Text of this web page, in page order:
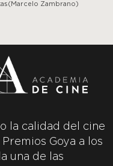
Zambrano)
la calidad del cine
Goya a los
una de las